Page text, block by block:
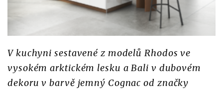
V kuchyni sestavené z modelů Rhodos ve
vysokém arktickém lesku a Bali v dubovém
dekoru v barvě jemný Cognac od značky